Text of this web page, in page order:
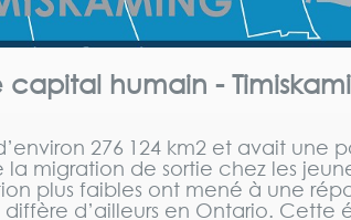
capital humain -
276 124 km2 et avait une
migration de sortie chez les
plus faibles ont mené à une
d’ailleurs en Ontario. Cette